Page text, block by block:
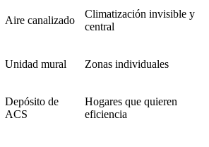
Aire canalizado
Climatización invisible y
central
Unidad mural Zonas individuales
Depósito de
ACS
Hogares que quieren
eficiencia